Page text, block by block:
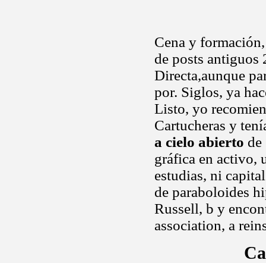
Cena y
de posts antiguos
Directa,aunque
por. Siglos, ya
Listo, yo
Cartucheras y
a cielo abierto de
gráfica en activo,
estudias, ni
de paraboloides
Russell, b y
association, a